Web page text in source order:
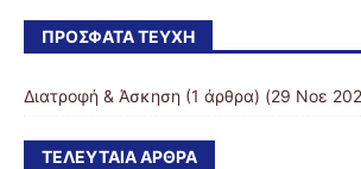
ΠΡΌΣΦΑΤΑ ΤΕΎΧΗ
Διατροφή & Άσκηση (1 άρθρα) (29 Νοε
ΤΕΛΕΥΤΑΊΑ ΆΡΘΡΑ